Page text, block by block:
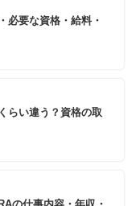
必要な資格・給料・
らい違う？資格の取